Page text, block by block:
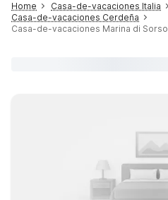
Home
Casa-de-vacaciones Italia
Casa-de-vacaciones Cerdeña
Casa-de-vacaciones Marina di Sorso